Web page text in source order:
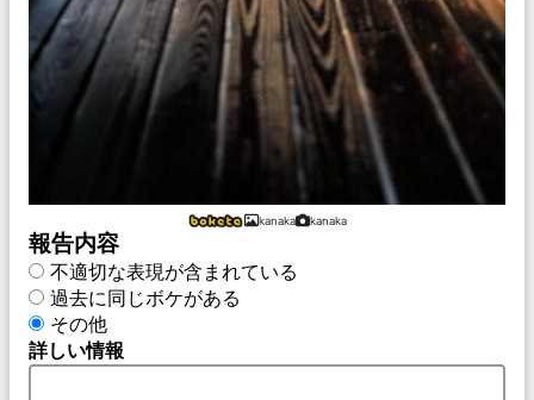
kanaka kanaka
報告内容
不適切な表現が含まれている
過去に同じボケがある
その他
詳しい情報